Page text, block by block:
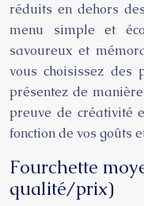
réduits en dehors
menu simple et
savoureux et
vous choisissez
présentez de
preuve de créativité
fonction de vos goûts
Fourchette
qualité/prix)